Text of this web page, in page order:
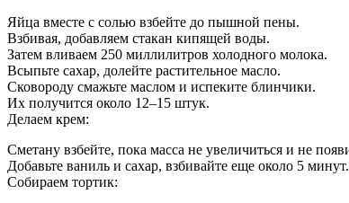
Яйца вместе с солью взбейте до пышной пены.
Взбивая, добавляем стакан кипящей воды.
Затем вливаем 250 миллилитров холодного молока.
Всыпьте сахар, долейте растительное масло.
Сковороду смажьте маслом и испеките блинчики.
Их получится около 12–15 штук.
Делаем крем:
Сметану взбейте, пока масса не увеличиться и не
Добавьте ваниль и сахар, взбивайте еще около 5 минут.
Собираем тортик: